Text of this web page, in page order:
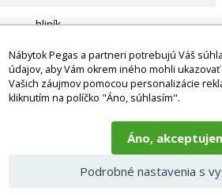
hliník
Ne
Ďalšia možnosť
Prosím, pošli text, ktorý chceš
Nábytok Pegas a partneri potrebujú Váš
údajov, aby Vám okrem iného mohli
Vašich záujmov pomocou personalizácie
kliknutím na políčko "Áno, súhlasím".
Áno,
Podrobné nastavenia s